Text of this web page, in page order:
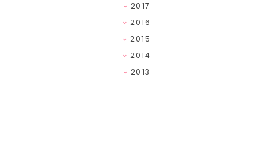
2017
2016
2015
2014
2013